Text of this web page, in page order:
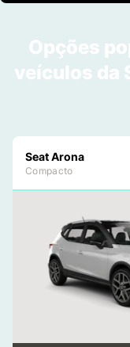
Opções
veículos da
Seat Arona
Compacto